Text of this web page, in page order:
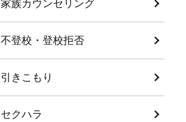
家族カウンセリング
不登校・登校拒否
引きこもり
セクハラ